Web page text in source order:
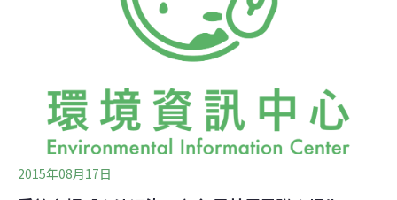
中陸續在2月或3月間實施。管制農地灌溉水源重金屬污
染。圖片來源：農委會與環保署。製圖：陳文姿。一級管
制區不再設重金屬排放工廠 桃園台中彰化已完成劃設這次
地方政府則負責劃設總量管制區域。管制
2015年08月17日